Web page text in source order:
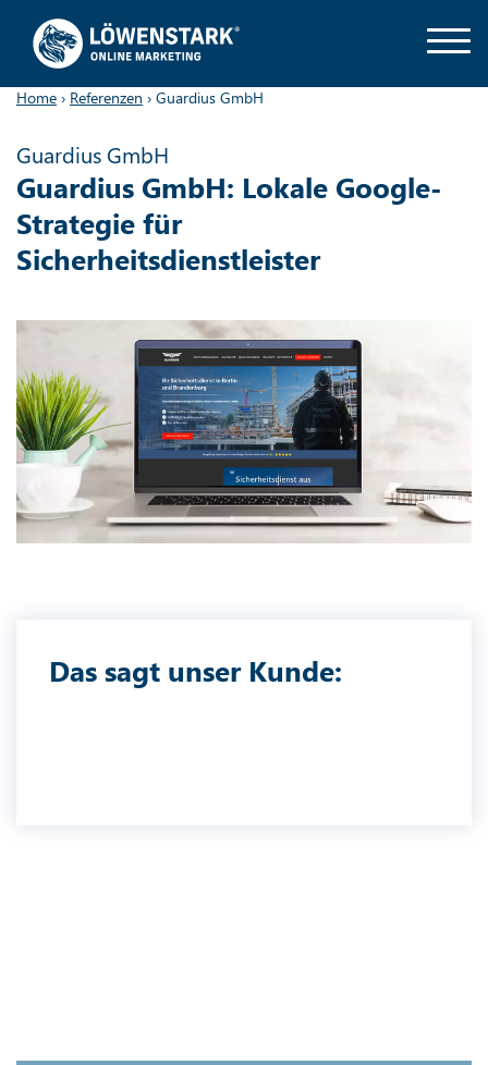
Home › Referenzen › Guardius GmbH
Guardius GmbH
Guardius GmbH: Lokale Google-
Strategie für
Sicherheitsdienstleister
Das sagt unser Kunde: